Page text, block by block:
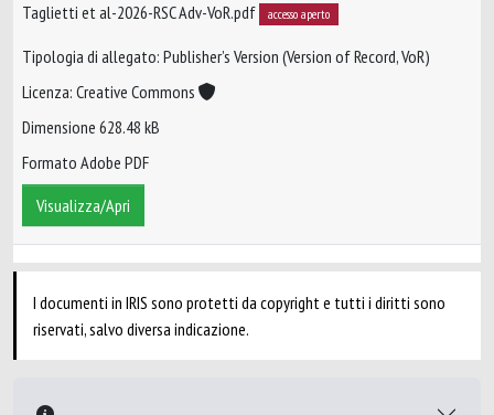
Taglietti et al-2026-RSC Adv-VoR.pdf accesso aperto
Tipologia di allegato: Publisher’s Version (Version of Record, VoR)
Licenza: Creative Commons
Dimensione 628.48 kB
Formato Adobe PDF
Visualizza/Apri
I documenti in IRIS sono protetti da copyright e tutti i diritti sono
riservati, salvo diversa indicazione.